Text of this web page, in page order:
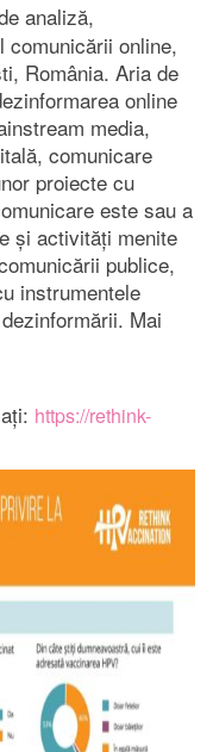
analiză,
comunicării online,
România. Aria de
online
media,
comunicare
proiecte cu
este sau a
și activități menite
publice,
instrumentele
Mai
https://rethink-